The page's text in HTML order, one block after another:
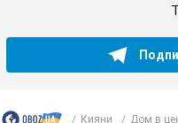
Кияни Дом в